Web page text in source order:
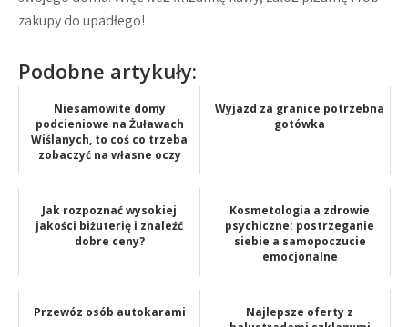
zakupy do upadłego!
Podobne artykuły:
Niesamowite domy
podcieniowe na Żuławach
Wiślanych, to coś co trzeba
zobaczyć na własne oczy
Wyjazd za granice potrzebna
gotówka
Jak rozpoznać wysokiej
jakości biżuterię i znaleźć
dobre ceny?
Kosmetologia a zdrowie
psychiczne: postrzeganie
siebie a samopoczucie
emocjonalne
Przewóz osób autokarami
Najlepsze oferty z